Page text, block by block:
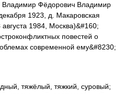
Фёдорович Владимир
1923, д. Макаровская
1984, Москва)&#160;
повестей о
современной ему&#8230;
тяжёлый, тяжкий, суровый;